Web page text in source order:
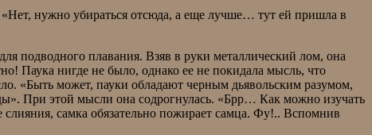
нужно убираться отсюда, а еще лучше… тут ей пришла в
подводного плавания. Взяв в руки металлический лом, она
Паука нигде не было, однако ее не покидала мысль, что
«Быть может, пауки обладают черным дьявольским разумом,
При этой мысли она содрогнулась. «Брр… Как можно изучать
слияния, самка обязательно пожирает самца. Фу!.. Вспомнив